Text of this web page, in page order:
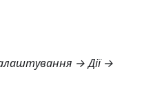
→ Дії →